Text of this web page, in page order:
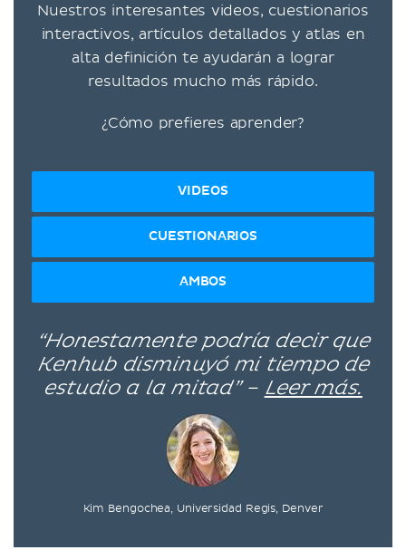
Nuestros interesantes videos, cuestionarios
interactivos, artículos detallados y atlas en
alta definición te ayudarán a lograr
resultados mucho más rápido.
¿Cómo prefieres aprender?
VIDEOS
CUESTIONARIOS
AMBOS
“Honestamente podría decir que
Kenhub disminuyó mi tiempo de
estudio a la mitad” – Leer más.
Kim Bengochea, Universidad Regis, Denver